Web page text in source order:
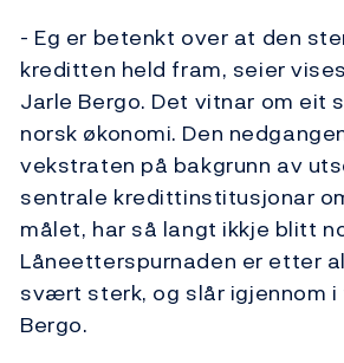
- Eg er betenkt over at den
kreditten held fram, seier
Jarle Bergo. Det vitnar om eit
norsk økonomi. Den
vekstraten på bakgrunn av
sentrale kredittinstitusjonar
målet, har så langt ikkje blitt
Låneetterspurnaden er etter
svært sterk, og slår igjennom
Bergo.